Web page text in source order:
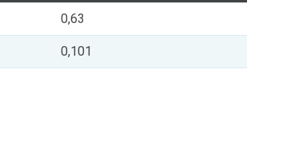
0,63
0,101